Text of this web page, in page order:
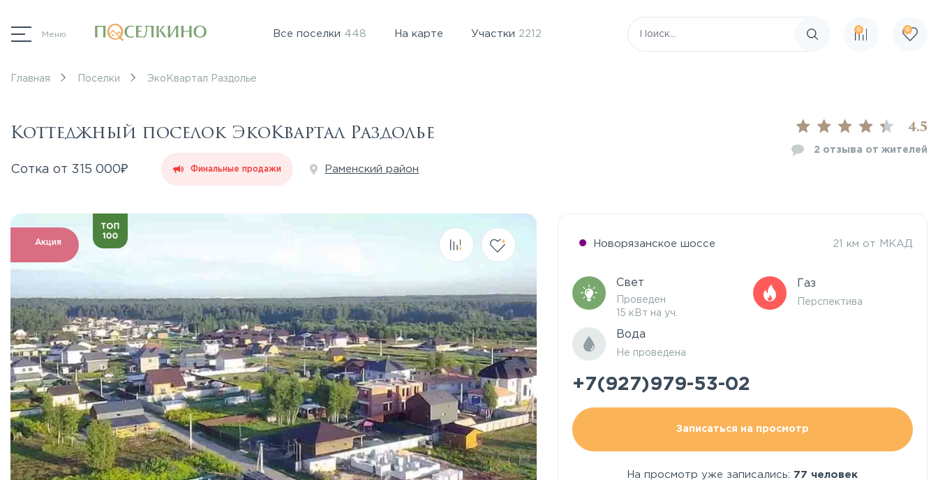
Меню Все поселки 448 На карте Участки 2212
Поиск по сайту
0 0
Главная Поселки ЭкоКвартал Раздолье
Коттеджный поселок ЭкоКвартал Раздолье
Сотка от 315 000₽ Финальные продажи Раменский район
4.5
2 отзыва от жителей
Акция Новорязанское шоссе 21 км от МКАД
Свет
Проведен
15 кВт на уч.
Газ
Перспектива
Вода
Не проведена
+7(927)979-53-02
Записаться на просмотр
На просмотр уже записались: 77 человек